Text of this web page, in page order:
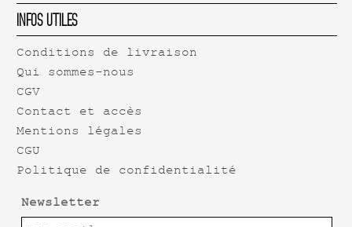
Infos Utiles
Conditions de livraison
Qui sommes-nous
CGV
Contact et accès
Mentions légales
CGU
Politique de confidentialité
Newsletter